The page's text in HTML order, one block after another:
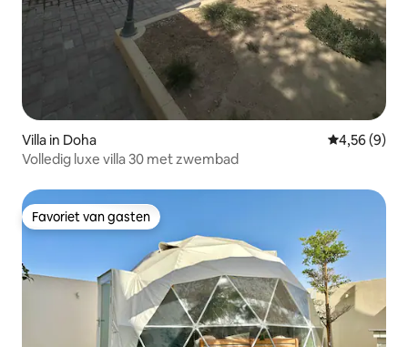
Villa in Doha Gemiddelde
4,56 (9)
Volledig luxe villa 30 met zwembad
Favoriet van gasten
Favoriet van gasten